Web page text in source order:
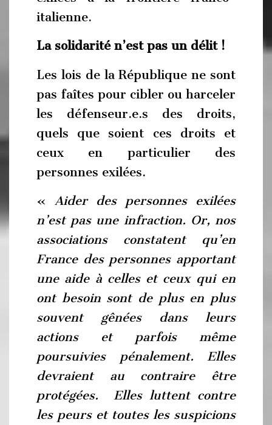
italienne.
La solidarité n’est pas un délit !
Les lois de la République ne sont
pas faîtes pour cibler ou harceler
les défenseur.e.s des droits,
quels que soient ces droits et
ceux en particulier des
personnes exilées.
« Aider des personnes exilées
n’est pas une infraction. Or, nos
associations constatent qu’en
France des personnes apportant
une aide à celles et ceux qui en
ont besoin sont de plus en plus
souvent gênées dans leurs
actions et parfois même
poursuivies pénalement. Elles
devraient au contraire être
protégées. Elles luttent contre
les peurs et toutes les suspicions